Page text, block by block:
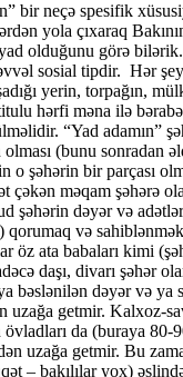
bir neçə spesifik
yola çıxaraq
olduğunu görə
sosial tipdir. Hər
yerin, torpağın,
hərfi məna ilə
“Yad adamın”
olması (bunu sonradan
o şəhərin bir parçası
çəkən məqam şəhərə
şəhərin dəyər və
qorumaq və
öz ata babaları kimi
daşı, divarı şəhər
bəslənilən dəyər və ya
uzağa getmir. Kalxoz-
da (buraya 80-
uzağa getmir. Bu
– bakılılar yox)